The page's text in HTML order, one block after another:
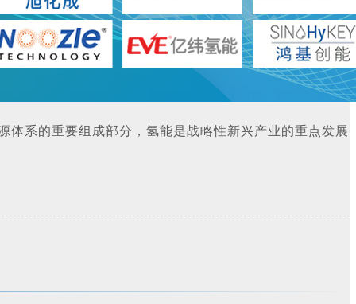
系的重要组成部分，氢能是战略性新兴产业的重点发展